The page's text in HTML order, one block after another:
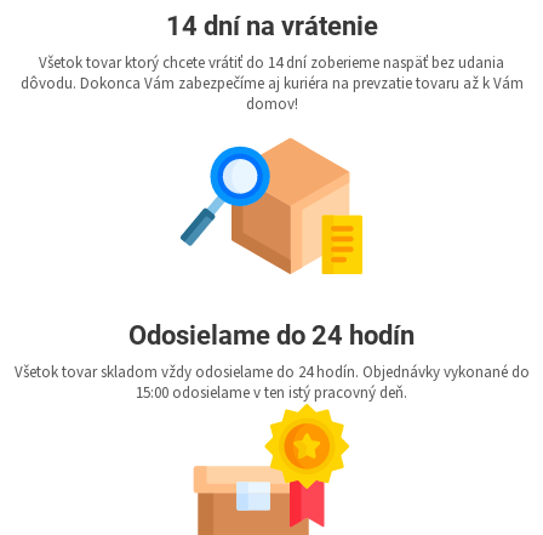
14 dní na vrátenie
Všetok tovar ktorý chcete vrátiť do 14 dní zoberieme naspäť bez udania
dôvodu. Dokonca Vám zabezpečíme aj kuriéra na prevzatie tovaru až k Vám
domov!
Odosielame do 24 hodín
Všetok tovar skladom vždy odosielame do 24 hodín. Objednávky vykonané do
15:00 odosielame v ten istý pracovný deň.